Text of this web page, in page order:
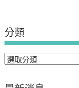
分類
分